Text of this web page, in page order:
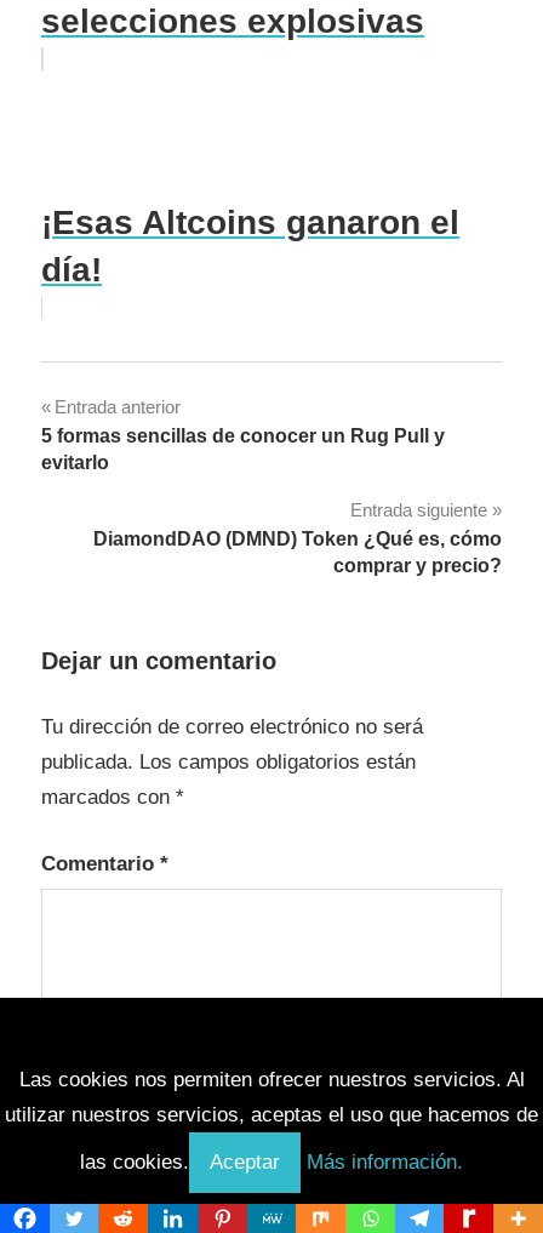
selecciones explosivas
¡Esas Altcoins ganaron el
día!
Navegación
de
Entrada anterior
5 formas sencillas de conocer un Rug Pull y
evitarlo
Entrada siguiente
DiamondDAO (DMND) Token ¿Qué es, cómo
comprar y precio?
Dejar un comentario
Tu dirección de correo electrónico no será
publicada. Los campos obligatorios están
marcados con *
Comentario *
Las cookies nos permiten ofrecer nuestros servicios. Al
utilizar nuestros servicios, aceptas el uso que hacemos de
las cookies. Aceptar Más información.